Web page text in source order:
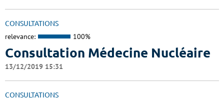
CONSULTATIONS
relevance: 100%
Consultation Médecine Nucléaire
13/12/2019 15:31
CONSULTATIONS